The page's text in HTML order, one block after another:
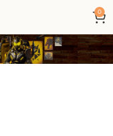
0